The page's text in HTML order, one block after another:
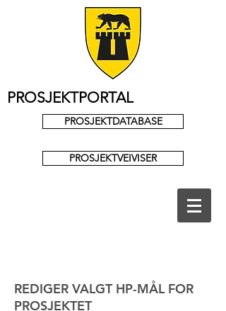
PROSJEKTPORTAL
PROSJEKTDATABASE
PROSJEKTVEIVISER
REDIGER VALGT HP-MÅL FOR
PROSJEKTET